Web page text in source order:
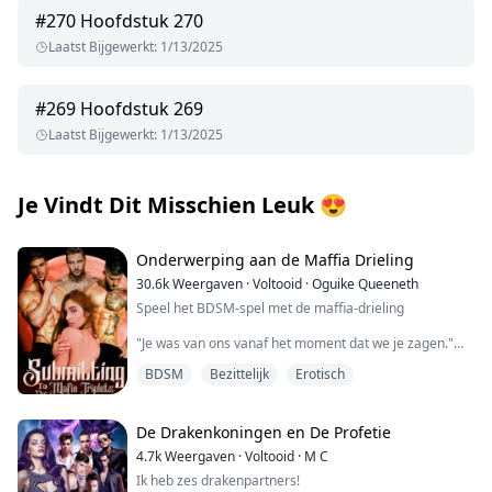
#270 Hoofdstuk 270
Laatst Bijgewerkt: 1/13/2025
#269 Hoofdstuk 269
Laatst Bijgewerkt: 1/13/2025
Je Vindt Dit Misschien Leuk😍
Onderwerping aan de Maffia Drieling
30.6kWeergaven ·Voltooid ·Oguike Queeneth
Speel het BDSM-spel met de maffia-drieling
"Je was van ons vanaf het moment dat we je zagen."
"Ik weet niet hoe lang het gaat duren voordat je beseft
ontmoeten.
"Je bent van ons om te neuken, van ons om lief te
hebben, van ons om te claimen en te gebruiken op
BDSM Bezittelijk Erotisch
De Drakenkoningen en De Profetie
4.7kWeergaven ·Voltooid · M C
Ik heb zes drakenpartners!